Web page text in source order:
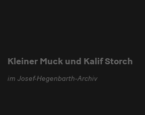
Kleiner Muck und Kalif Storch
im Josef-Hegenbarth-Archiv